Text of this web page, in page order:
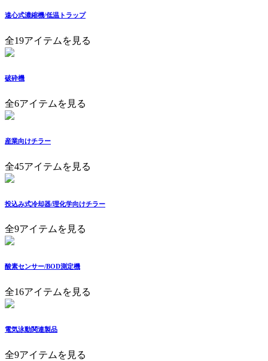
遠心式濃縮機/低温トラップ
全19アイテムを見る
破砕機
全6アイテムを見る
産業向けチラー
全45アイテムを見る
投込み式冷却器/理化学向けチラー
全9アイテムを見る
酸素センサー/BOD測定機
全16アイテムを見る
電気泳動関連製品
全9アイテムを見る